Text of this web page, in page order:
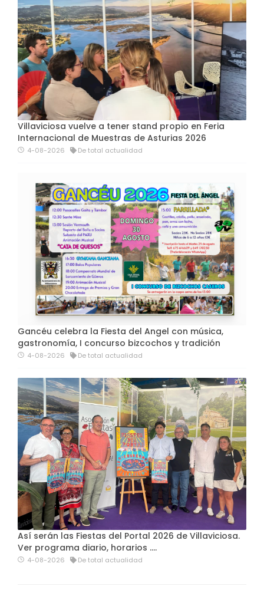
Villaviciosa vuelve a tener stand propio en Feria
Internacional de Muestras de Asturias 2026
4-08-2026 De total actualidad
Gancéu celebra la Fiesta del Angel con música,
gastronomía, I concurso bizcochos y tradición
4-08-2026 De total actualidad
Así serán las Fiestas del Portal 2026 de Villaviciosa.
Ver programa diario, horarios ….
4-08-2026 De total actualidad